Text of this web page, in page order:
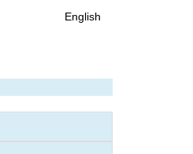
English